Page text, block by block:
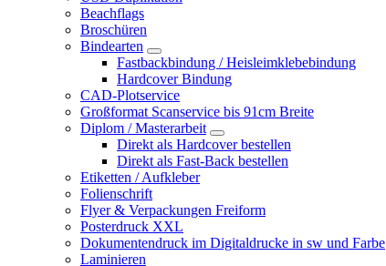
Beachflags
Broschüren
Bindearten
Fastbackbindung / Heisleimklebebindung
Hardcover Bindung
CAD-Plotservice
Großformat Scanservice bis 91cm Breite
Diplom / Masterarbeit
Direkt als Hardcover bestellen
Direkt als Fast-Back bestellen
Etiketten / Aufkleber
Folienschrift
Flyer & Verpackungen Freiform
Posterdruck XXL
Dokumentendruck im Digitaldrucke in sw und Farbe
Laminieren